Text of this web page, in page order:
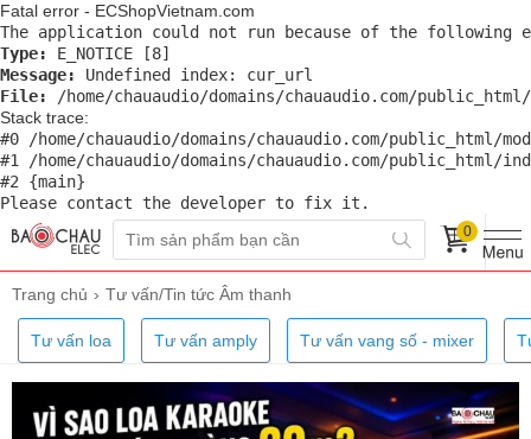
Fatal error - ECShopVietnam.com
The application could not run because of the
Type:
E_NOTICE [8]
Message:
Undefined index: cur_url
File:
/home/chauaudio/domains/chauaudio.com/
Stack trace:
#0 /home/chauaudio/domains/chauaudio.com/
#1 /home/chauaudio/domains/chauaudio.com/
#2 {main}
Please contact the developer to fix it.
0
Trang chủ Tư vấn/Tin tức Âm thanh
Tư vấn loa Tư vấn amply Tư vấn vang số - mixer